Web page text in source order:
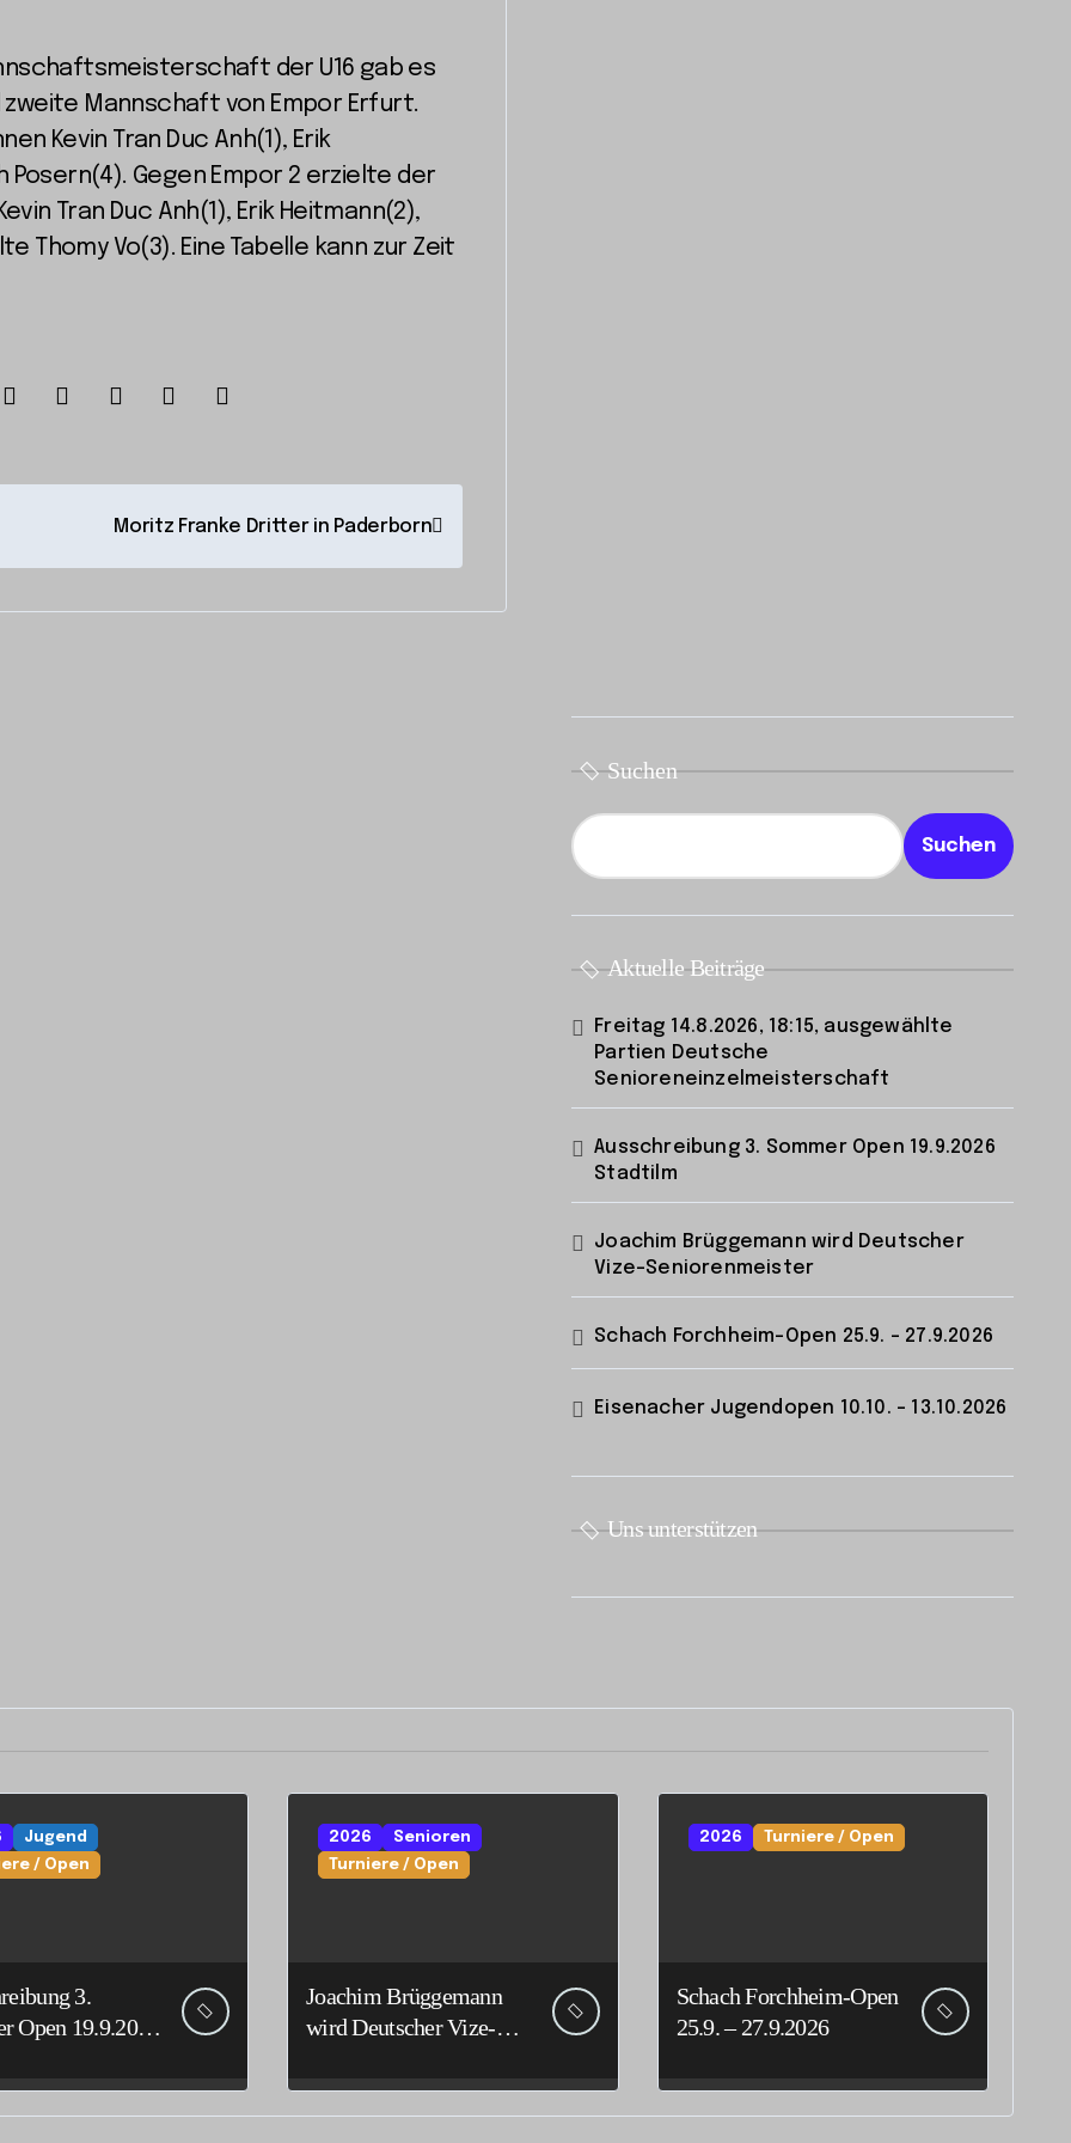
der U16 gab es
Mannschaft von Empor Erfurt.
Kevin Tran Duc Anh(1), Erik
Posern(4). Gegen Empor 2 erzielte der
Tran Duc Anh(1), Erik Heitmann(2),
Thomy Vo(3). Eine Tabelle kann zur Zeit
Moritz Franke Dritter in Paderborn
Suchen
Suchen
Aktuelle Beiträge
Freitag 14.8.2026, 18:15, ausgewählte
Partien Deutsche
Senioreneinzelmeisterschaft
Ausschreibung 3. Sommer Open 19.9.2026
Stadtilm
Joachim Brüggemann wird Deutscher
Vize-Seniorenmeister
Schach Forchheim-Open 25.9. – 27.9.2026
Eisenacher Jugendopen 10.10. – 13.10.2026
Uns unterstützen
Jugend
/ Open
3.
Open 19.9.2026
2026
Senioren
Turniere / Open
Joachim Brüggemann
wird Deutscher Vize-
2026 Turniere / Open
Schach Forchheim-Open
25.9. – 27.9.2026